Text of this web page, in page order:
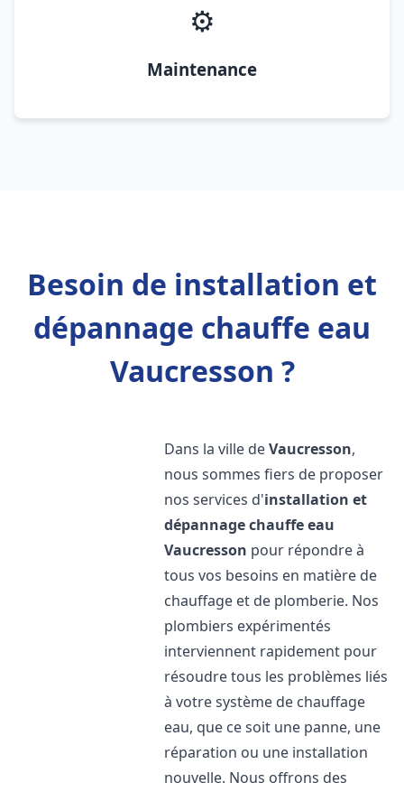
⚙️
Maintenance
Besoin de installation et
dépannage chauffe eau
Vaucresson ?
Dans la ville deVaucresson,
nous sommes fiers de proposer
nos services d'installation et
dépannage chauffe eau
Vaucresson pour répondre à
tous vos besoins en matière de
chauffage et de plomberie. Nos
plombiers expérimentés
interviennent rapidement pour
résoudre tous les problèmes liés
à votre système de chauffage
eau, que ce soit une panne, une
réparation ou une installation
nouvelle. Nous offrons des